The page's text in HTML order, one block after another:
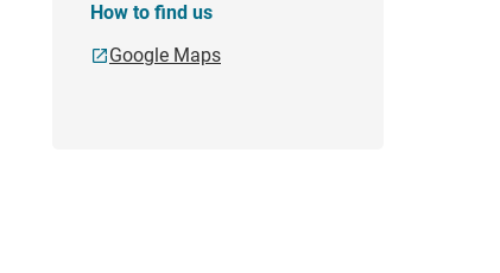
How to find us
Google Maps